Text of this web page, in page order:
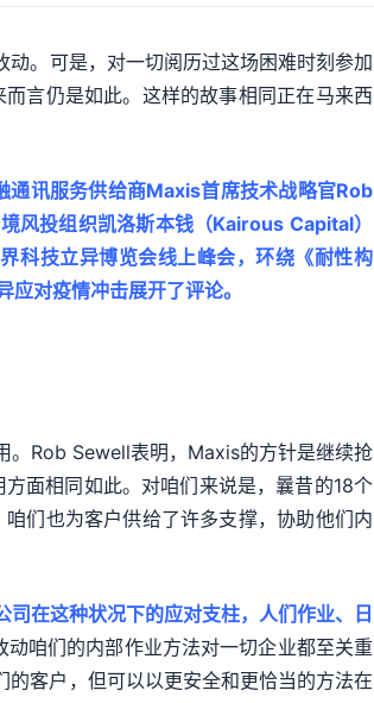
动。可是，对一切阅历过这场困难时刻参加
言仍是如此。这样的故事相同正在马来西
通讯服务供给商Maxis首席技术战略官Rob
风投组织凯洛斯本钱（Kairous Capital）
科技立异博览会线上峰会，环绕《耐性构
对疫情冲击展开了评论。
。Rob Sewell表明，Maxis的方针是继续抢
面相同如此。对咱们来说是，曩昔的18个
们也为客户供给了许多支撑，协助他们内
司在这种状况下的应对支柱，人们作业、日
动咱们的内部作业方法对一切企业都至关重
客户，但可以以更安全和更恰当的方法在